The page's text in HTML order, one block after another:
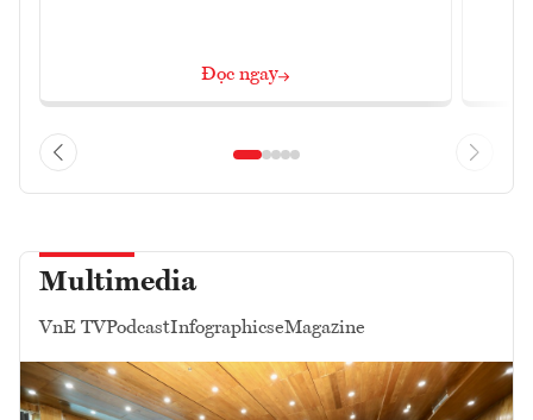
Đọc ngay
Multimedia
VnE TVPodcastInfographicseMagazine